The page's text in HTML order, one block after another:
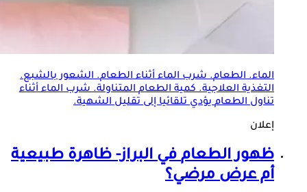
الماء.الطعام. شرب الماء أثناءالطعام. الشعور بالشبع.
التغذية العلاجية. كميةالطعامالمتناولة. شرب الماء أثناء
تناولالطعاميؤدي تلقائيا إلى تقليل الشهية.
إعلان
ظهورالطعامفي البراز- ظاهرة طبيعية
أم عرض مرضي؟